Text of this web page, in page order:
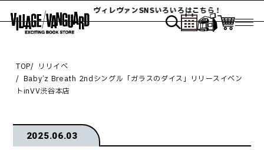
ヴィレヴァンSNSいろいろはこちら！
TOP
リリイベ
Baby’z Breath 2ndシングル「ガラスのダイス」リリースイベン
トinVV渋谷本店
2025.06.03